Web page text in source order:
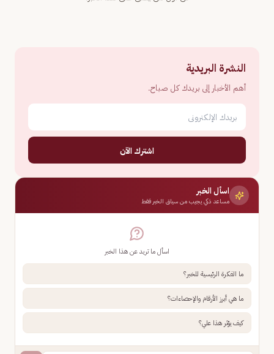
النشرة البريدية
أهم الأخبار إلى بريدك كل صباح.
اشترك الآن
اسأل الخبر
مساعد ذكي يجيب من سياق الخبر فقط
اسأل ما تريد عن هذا الخبر
ما الفكرة الرئيسية للخبر؟
ما هي أبرز الأرقام والإحصاءات؟
كيف يؤثر هذا علي؟